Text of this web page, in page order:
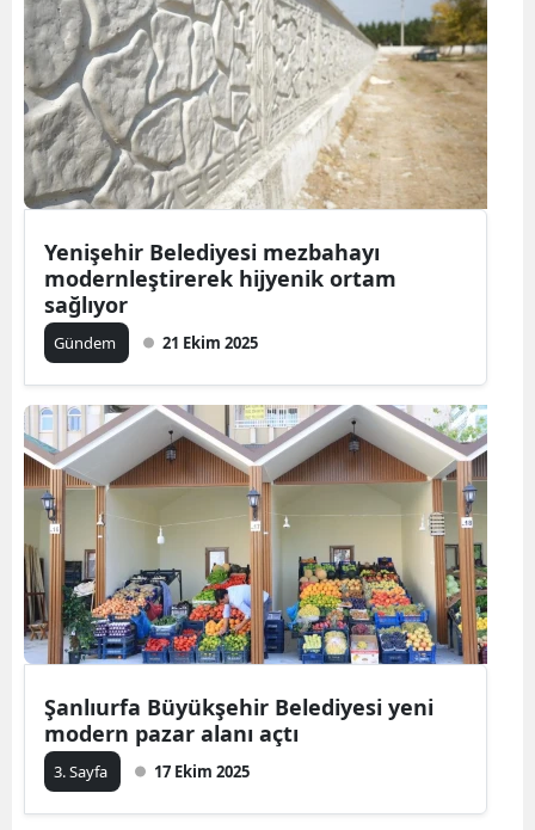
Yenişehir Belediyesi mezbahayı
modernleştirerek hijyenik ortam
sağlıyor
Gündem 21 Ekim 2025
Şanlıurfa Büyükşehir Belediyesi yeni
modern pazar alanı açtı
3. Sayfa 17 Ekim 2025